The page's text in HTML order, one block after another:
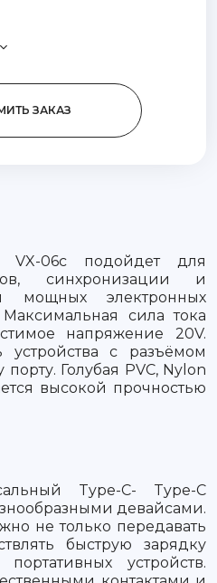
ЗАКАЗ
VX-06с подойдет для
синхронизации и
мощных электронных
сила тока
напряжение 20V.
устройства с разъёмом
Голубая PVC, Nylon
высокой прочностью
Type-C- Type-C
девайсами.
не только передавать
быструю зарядку
устройств.